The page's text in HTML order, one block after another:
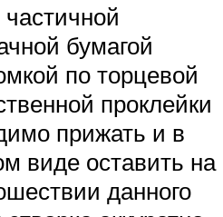
частичной
бумагой
по торцевой
проклейки
прижать и в
виде оставить на
данного